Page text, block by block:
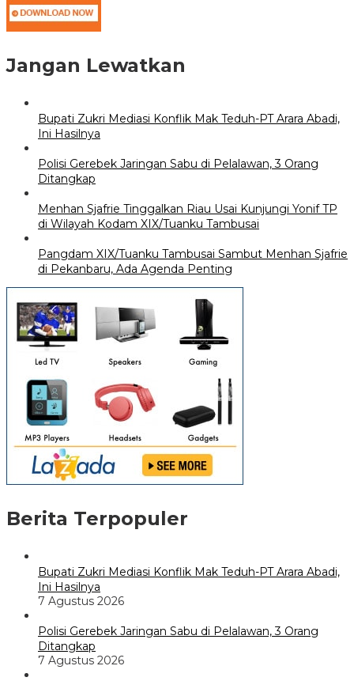
Jangan Lewatkan
Bupati Zukri Mediasi Konflik Mak Teduh-PT Arara Abadi,
Ini Hasilnya
Polisi Gerebek Jaringan Sabu di Pelalawan, 3 Orang
Ditangkap
Menhan Sjafrie Tinggalkan Riau Usai Kunjungi Yonif TP
di Wilayah Kodam XIX/Tuanku Tambusai
Pangdam XIX/Tuanku Tambusai Sambut Menhan Sjafrie
di Pekanbaru, Ada Agenda Penting
Berita Terpopuler
Bupati Zukri Mediasi Konflik Mak Teduh-PT Arara Abadi,
Ini Hasilnya
7 Agustus 2026
Polisi Gerebek Jaringan Sabu di Pelalawan, 3 Orang
Ditangkap
7 Agustus 2026